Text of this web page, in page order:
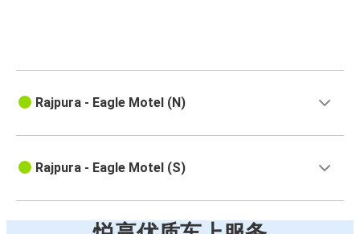
Rajpura - Eagle Motel (N)
Rajpura - Eagle Motel (S)